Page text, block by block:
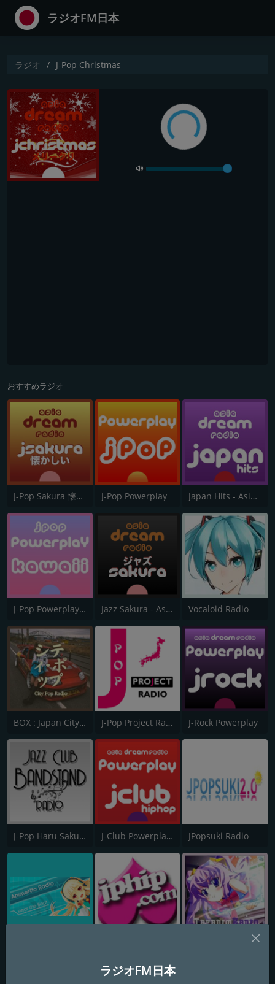
ラジオFM日本
ラジオ J-Pop Christmas
おすすめラジオ
J-Pop Sakura 懐かしい J-Pop Powerplay Japan Hits - Asia DREAM Radio
J-Pop Powerplay Kawaii Jazz Sakura - Asia DREAM radio Vocaloid Radio
BOX : Japan City Pop -日本のシティポップ J-Pop Project Radio J-Rock Powerplay
J-Pop Haru Sakura J-Club Powerplay HipHop JPopsuki Radio
ラジオFM日本